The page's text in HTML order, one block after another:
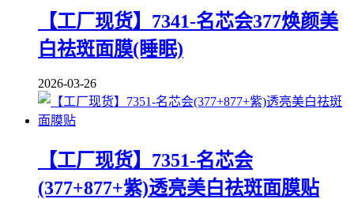
【工厂现货】7341-名芯会377焕颜美
白祛斑面膜(睡眠)
2026-03-26
【工厂现货】7351-名芯会
(377+877+紫)透亮美白祛斑面膜贴